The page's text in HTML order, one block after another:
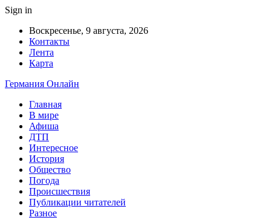
Sign in
Воскресенье, 9 августа, 2026
Контакты
Лента
Карта
Германия Онлайн
Главная
В мире
Афиша
ДТП
Интересное
История
Общество
Погода
Происшествия
Публикации читателей
Разное